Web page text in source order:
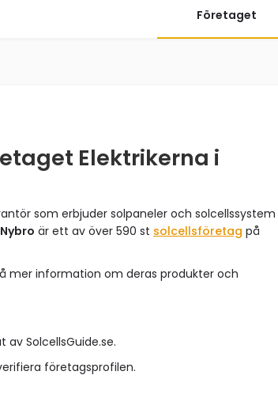
Företaget
Elektrikerna i
som erbjuder solpaneler och solcellssystem
är ett av över 590 st solcellsföretag på
mer information om deras produkter och
av SolcellsGuide.se.
företagsprofilen.